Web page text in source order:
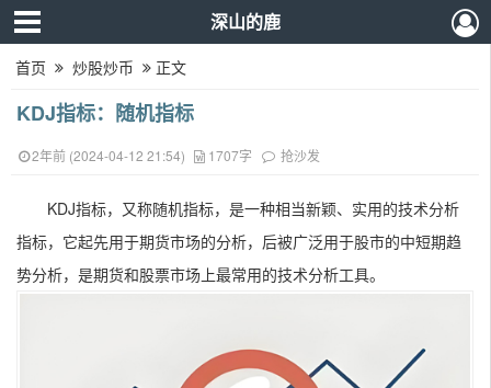
深山的鹿
首页 炒股炒币 正文
KDJ指标：随机指标
2年前 (2024-04-12 21:54) 1707字 抢沙发
KDJ指标，又称随机指标，是一种相当新颖、实用的技术分析
指标，它起先用于期货市场的分析，后被广泛用于股市的中短期趋
势分析，是期货和股票市场上最常用的技术分析工具。